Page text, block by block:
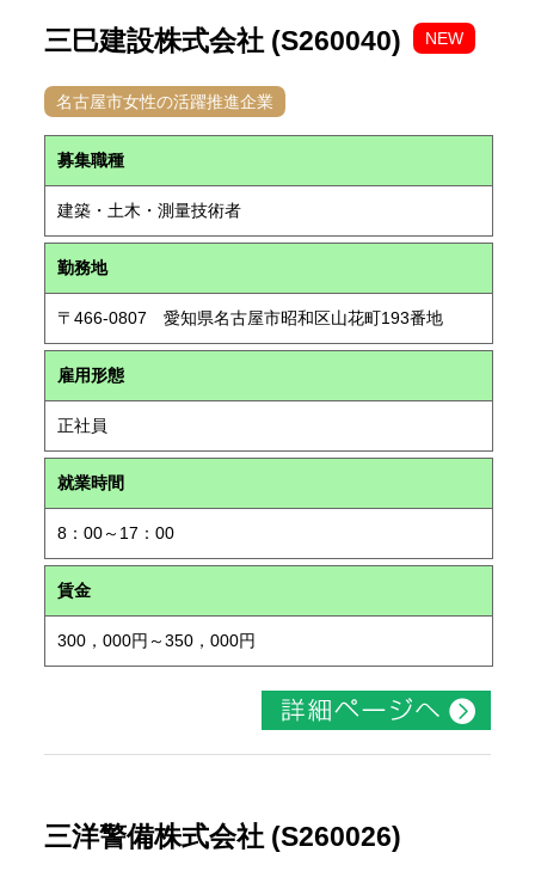
三巳建設株式会社 (S260040) NEW
名古屋市女性の活躍推進企業
募集職種
建築・土木・測量技術者
勤務地
〒466-0807 愛知県名古屋市昭和区山花町193番地
雇用形態
正社員
就業時間
8：00～17：00
賃金
300，000円～350，000円
三洋警備株式会社 (S260026)